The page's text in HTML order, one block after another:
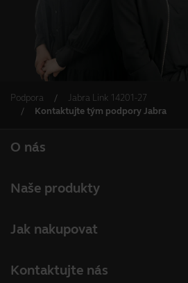
Podpora
Jabra Link 14201-27
Kontaktujte tým podpory Jabra
O nás
Udržitelnost
Naše produkty
Konferenční kamery
Jak nakupovat
Kontaktujte nás